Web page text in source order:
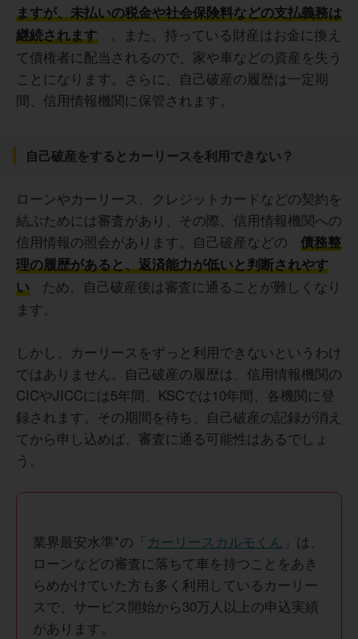
ますが、未払いの税金や社会保険料などの支払義務は
継続されます
。また、持っている財産はお金に換え
て債権者に配当されるので、家や車などの資産を失う
ことになります。さらに、自己破産の履歴は一定期
間、信用情報機関に保管されます。
自己破産をするとカーリースを利用できない？
ローンやカーリース、クレジットカードなどの契約を
結ぶためには審査があり、その際、信用情報機関への
信用情報の照会があります。自己破産などの
債務整
理の履歴があると、返済能力が低いと判断されやす
い
ため、自己破産後は審査に通ることが難しくなり
ます。
しかし、カーリースをずっと利用できないというわけ
ではありません。自己破産の履歴は、信用情報機関の
CICやJICCには5年間、KSCでは10年間、各機関に登
録されます。その期間を待ち、自己破産の記録が消え
てから申し込めば、審査に通る可能性はあるでしょ
う。
業界最安水準*の「 カーリースカルモくん 」は、
ローンなどの審査に落ちて車を持つことをあき
らめかけていた方も多く利用しているカーリー
スで、サービス開始から30万人以上の申込実績
があります。